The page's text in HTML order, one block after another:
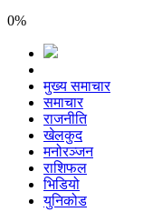
0%
मुख्य समाचार
समाचार
राजनीति
खेलकुद
मनोरञ्जन
राशिफल
भिडियो
युनिकोड